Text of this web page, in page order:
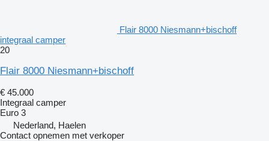
Flair 8000 Niesmann+bischoff
integraal camper
20
Flair 8000 Niesmann+bischoff
€ 45.000
Integraal camper
Euro 3
Nederland, Haelen
Contact opnemen met verkoper